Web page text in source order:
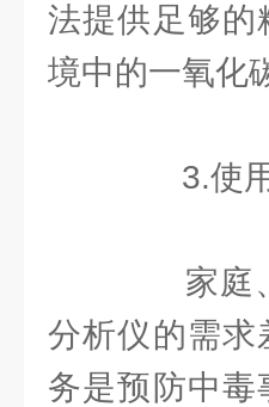
法提供足够的
境中的一氧化
3.使用
家庭、
分析仪的需求
务是预防中